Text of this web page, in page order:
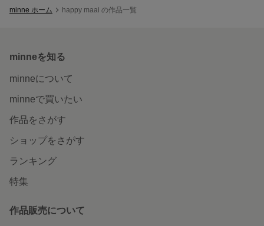
minne ホーム happy maai の作品一覧
minneを知る
minneについて
minneで買いたい
作品をさがす
ショップをさがす
ランキング
特集
作品販売について